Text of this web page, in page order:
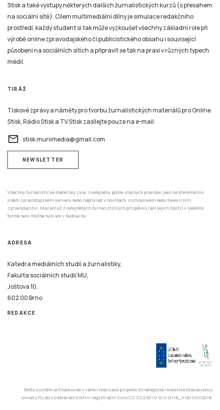
Stisk a také výstupy některých dalších žurnalistických kurzů (s přesahem
na sociální sítě). Cílem multimediální dílny je simulace redakčního
prostředí, každý student si tak může vyzkoušet všechny základní role při
výrobě online zpravodajského či publicistického obsahu i související
působení na sociálních sítích a připravit se tak na praxi v různých typech
médií.
TIRÁŽ
Tiskové zprávy a náměty pro tvorbu žurnalistických materiálů pro Online
Stisk, Rádio Stisk a TV Stisk zasílejte pouze na e-mail:
email stisk.munimedia@gmail.com
NEWSLETTER
Všechny žurnalistické materiály jsou zveřejněny podle stejných pravidel jako na kterémkoliv
jiném zpravodajském serveru nebo například v novinách, rozhlasovém nebo televizním
zpravodajství. Mazání už zveřejněných žurnalistických příspěvků (ani jejich částí) v jakékoli
formě není možné nyní ani v budoucnu.
ADRESA
Katedra mediálních studií a žurnalistiky,
Fakulta sociálních studií MU,
Joštova 10,
602 00 Brno
REDAKCE
Tento systém je financován v rámci realizace projektu Strategické investice Masarykovy
univerzity do vzdělávání SIMU+ registrační číslo CZ.02.2.67/0.0/0.0/16_016/0002416.